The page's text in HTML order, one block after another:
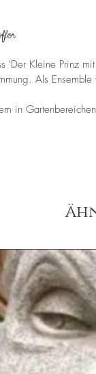
'Der Kleine Prinz
Als
in